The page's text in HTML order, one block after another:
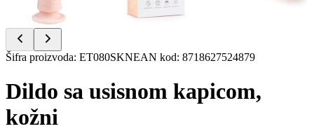
Item
of
Šifra proizvoda: ET080SKNEAN kod: 8718627524879
Dildo sa usisnom kapicom,
kožni